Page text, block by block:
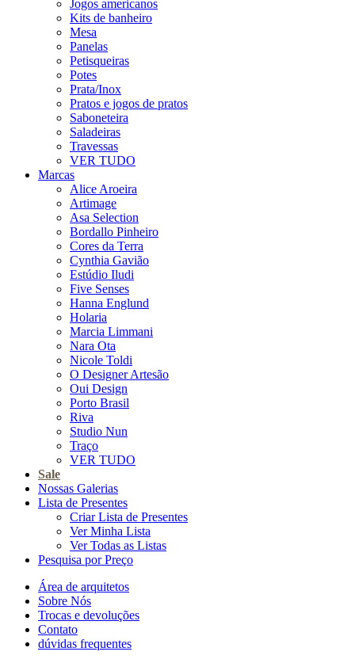
Jogos americanos
Kits de banheiro
Mesa
Panelas
Petisqueiras
Potes
Prata/Inox
Pratos e jogos de pratos
Saboneteira
Saladeiras
Travessas
VER TUDO
Marcas
Alice Aroeira
Artimage
Asa Selection
Bordallo Pinheiro
Cores da Terra
Cynthia Gavião
Estúdio Iludi
Five Senses
Hanna Englund
Holaria
Marcia Limmani
Nara Ota
Nicole Toldi
O Designer Artesão
Oui Design
Porto Brasil
Riva
Studio Nun
Traço
VER TUDO
Sale
Nossas Galerias
Lista de Presentes
Criar Lista de Presentes
Ver Minha Lista
Ver Todas as Listas
Pesquisa por Preço
Área de arquitetos
Sobre Nós
Trocas e devoluções
Contato
dúvidas frequentes